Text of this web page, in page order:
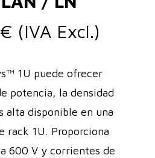
€ (IVA Excl.)
1U puede ofrecer
potencia, la densidad
alta disponible en una
rack 1U. Proporciona
600 V y corrientes de